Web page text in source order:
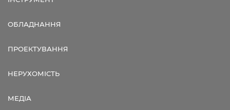
ОБЛАДНАННЯ
ПРОЕКТУВАННЯ
НЕРУХОМІСТЬ
МЕДІА